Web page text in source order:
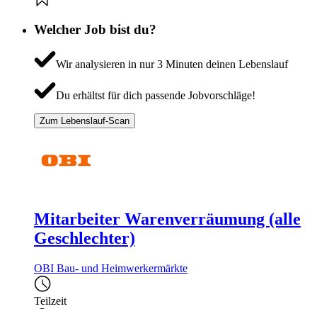
Welcher Job bist du?
Wir analysieren in nur 3 Minuten deinen Lebenslauf
Du erhältst für dich passende Jobvorschläge!
Zum Lebenslauf-Scan
Mitarbeiter Warenverräumung (alle
Geschlechter)
OBI Bau- und Heimwerkermärkte
Teilzeit